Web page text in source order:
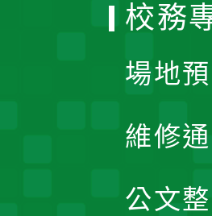
校務
場地
維修
公文